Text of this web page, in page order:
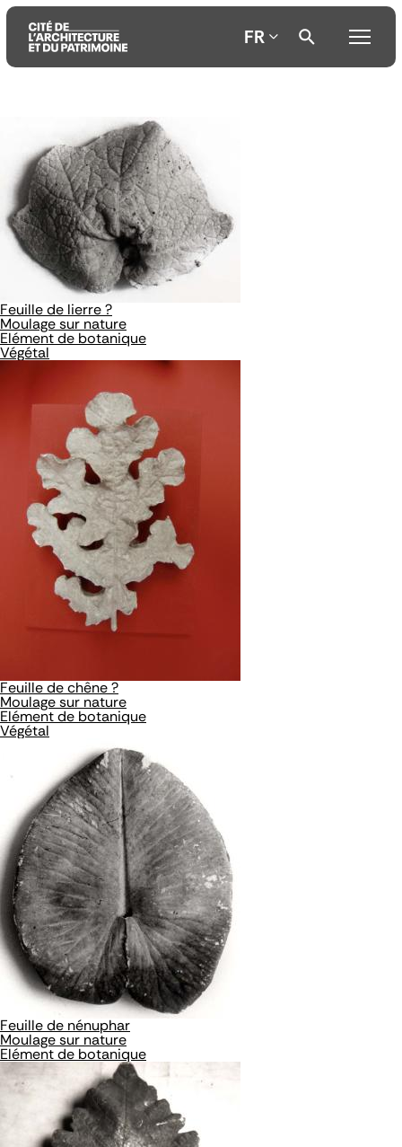
contenu
principal
menu
principal
recherche
FR
Feuille de lierre ?
Moulage sur nature
Elément de botanique
Végétal
Feuille de chêne ?
Moulage sur nature
Elément de botanique
Végétal
Feuille de nénuphar
Moulage sur nature
Elément de botanique